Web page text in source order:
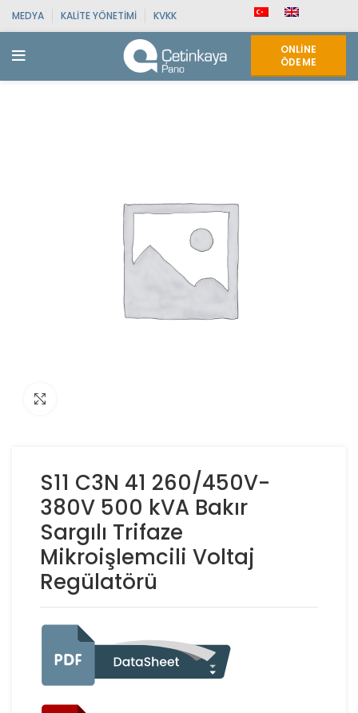
MEDYA KALITE YÖNETIMI KVKK
ONLINE
ÖDEME
S11 C3N 41 260/450V-
380V 500 kVA Bakır
Sargılı Trifaze
Mikroişlemcili Voltaj
Regülatörü